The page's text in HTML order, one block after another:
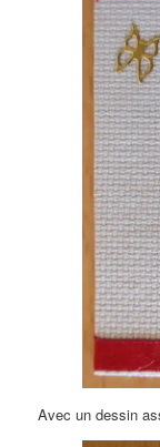
Avec un dessin